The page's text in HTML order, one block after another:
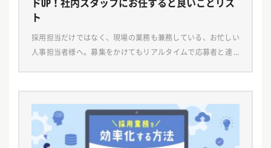
ト
採用担当だけではなく、現場の業務も兼務している、お忙しい
人事担当者様へ。募集をかけてもリアルタイムで応募者と連絡